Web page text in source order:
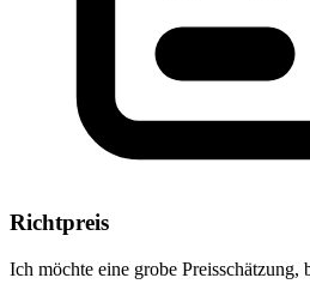
Richtpreis
Ich möchte eine grobe Preisschätzung,